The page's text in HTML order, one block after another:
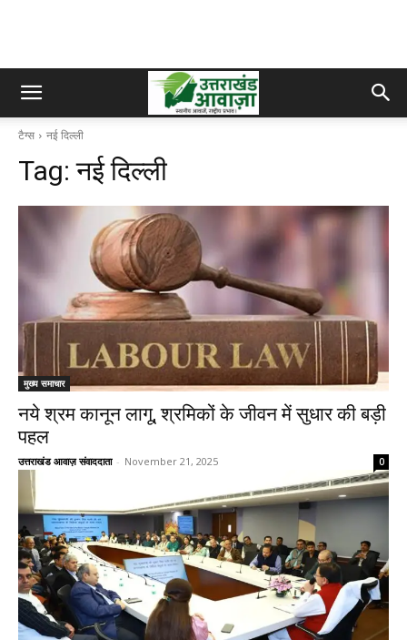
टैग्स नई दिल्ली
Tag:नई दिल्ली
मुख्य समाचार
नये श्रम कानून लागू, श्रमिकों के जीवन में सुधार की बड़ी
पहल
उत्तराखंड आवाज़ संवाददाता - November 21, 2025 0